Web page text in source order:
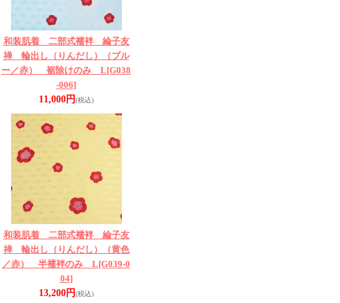
和装肌着 二部式襦袢 綸子友
禅 輪出し（りんだし）（ブル
ー／赤） 裾除けのみ L[G038
-006]
11,000円(税込)
和装肌着 二部式襦袢 綸子友
禅 輪出し（りんだし）（黄色
／赤） 半襦袢のみ L[G039-0
04]
13,200円(税込)